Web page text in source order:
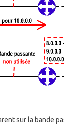
sur la bande